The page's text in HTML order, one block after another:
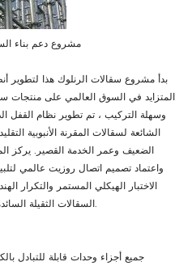
مشروع دعم بناء
بدأ مشروع سقالات الرنلوك هذا لتطوير أنظمة دعم البناء الحديثة. استجابة للطلب
المتزايد في السوق العالمي على منتجات
وسهلة التركيب ، تم تطوير نظام القفل
الشائعة لسقالات المقرنة الأنبوبية
الضعيف وعمر الخدمة القصير. يركز
واعتماد تصميم اتصال روزيت عالمي
الاختبار الهيكلي المستمر والتكرار
السقالات الثقيلة السائدة لمشاريع البناء الدولية عالية المستوى.
جميع أجزاء وحدات قابلة للتبادل